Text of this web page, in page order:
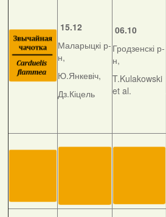
15.12
Маларыцкі р-
н,
Ю.Янкевіч,
Дз.Кіцель
06.10
Гродзенскі р-
н,
T.Kulakowski
et al.